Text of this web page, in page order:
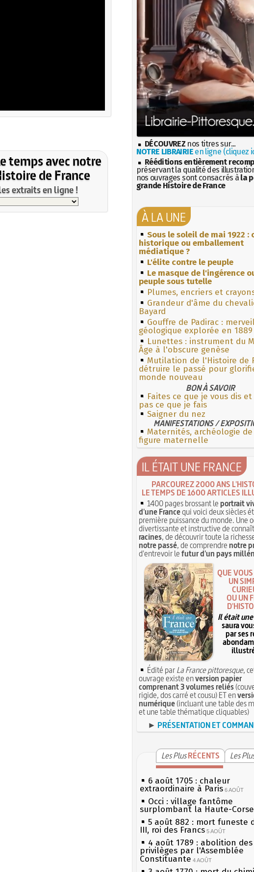
temps avec notre
de France
extraits en ligne !
DÉCOUVREZ nos titres sur...
NOTRE LIBRAIRIEen ligne (cliquez
Rééditions entièrement
préservant la qualité des
nos ouvrages sont consacrés à la
grande Histoire de France
À LA UNE
Sous le soleil de mai 1922 :
historique ou emballement
médiatique ?
L'élite contre le peuple
Le masque de l'ingérence
peuple sous tutelle
Plumes, encriers et
Grandeur d'âme du
Bayard
Gouffre de Padirac :
géologique explorée en 1889
Lunettes : instrument du
Âge à l'obscure genèse
Mutilation de l'Histoire de
détruire le passé pour
monde nouveau
BON À SAVOIR
Faites ce que je vous dis
pas ce que je fais
Saigner du nez
MANIFESTATIONS /
Maternités, archéologie
figure maternelle
IL ÉTAIT UNE FRANCE
PARCOUREZ 2000 ANS
LE TEMPS DE 1600 ARTICLES
1400 pages brossant leportrait
d'une Francequi voici deux siècles
première puissance du monde. Une
divertissante et instructive de
racines, de découvrir toute la
notre passé, de comprendrenotre
d'entrevoir lefutur d'un pays
QUE
UN
OU UN
Il était une
saura
par ses
Édité parLa France pittoresque,
ouvrage existe enversion papier
comprenant 3 volumes reliés
rigide, dos carré et cousu) ET en
numérique(incluant une table des
et une table thématique cliquables)
► PRÉSENTATION ET
Les Plus RÉCENTS Les
6 août 1705 : chaleur
extraordinaire à Paris 6 AOÛT
Occi : village fantôme
surplombant la Haute-Corse
5 août 882 : mort funeste
III, roi des Francs 5 AOÛT
4 août 1789 : abolition des
privilèges par l'Assemblée
Constituante 4 AOÛT